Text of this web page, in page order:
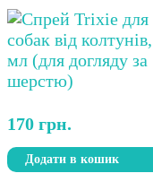
170 грн.
Додати в кошик